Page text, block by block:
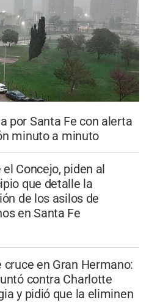
por Santa Fe con alerta
minuto a minuto
el Concejo, piden al
que detalle la
de los asilos de
en Santa Fe
cruce en Gran Hermano:
contra Charlotte
y pidió que la eliminen